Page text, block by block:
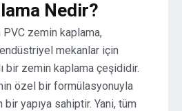
Nedir?
PVC zemin kaplama,
mekanlar için
bir zemin kaplama çeşididir.
özel bir formülasyonuyla
yapıya sahiptir. Yani, tüm